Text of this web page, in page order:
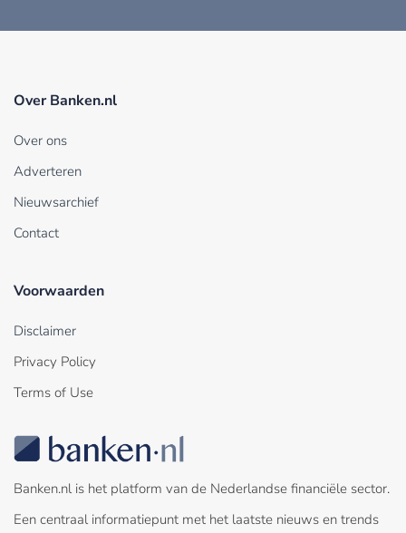
Over Banken.nl
Over ons
Adverteren
Nieuwsarchief
Contact
Voorwaarden
Disclaimer
Privacy Policy
Terms of Use
Banken.nl is het platform van de Nederlandse financiële sector.
Een centraal informatiepunt met het laatste nieuws en trends